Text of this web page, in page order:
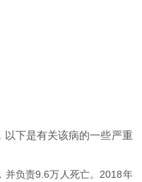
以下是有关该病的一些严重
并负责9.6万人死亡。2018年